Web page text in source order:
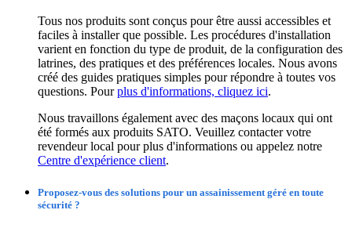
Tous nos produits sont conçus pour être aussi accessibles et
faciles à installer que possible. Les procédures d'installation
varient en fonction du type de produit, de la configuration des
latrines, des pratiques et des préférences locales. Nous avons
créé des guides pratiques simples pour répondre à toutes vos
questions. Pourplus d'informations, cliquez ici.
Nous travaillons également avec des maçons locaux qui ont
été formés aux produits SATO. Veuillez contacter votre
revendeur local pour plus d'informations ou appelez notre
Centre d'expérience client.
Proposez-vous des solutions pour un assainissement géré en toute
sécurité ?